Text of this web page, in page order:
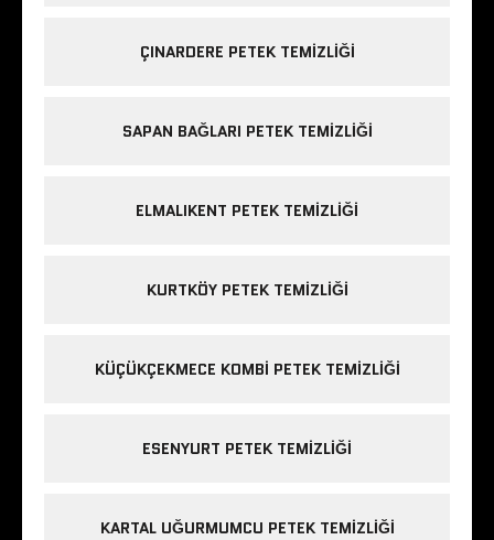
ÇINARDERE PETEK TEMIZLIĞI
SAPAN BAĞLARI PETEK TEMIZLIĞI
ELMALIKENT PETEK TEMIZLIĞI
KURTKÖY PETEK TEMIZLIĞI
KÜÇÜKÇEKMECE KOMBI PETEK TEMIZLIĞI
ESENYURT PETEK TEMIZLIĞI
KARTAL UĞURMUMCU PETEK TEMIZLIĞI